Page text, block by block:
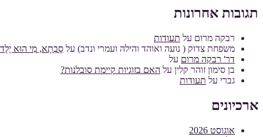
תגובות אחרונות
רבקה מרום על תעודות
משפחת צדוק ( נועה ואוהד והילה ועמרי ונדב) על סָבְתָא, מִי הוּא
דר' רבקה מרום על
בן סימון זוהר קלין על האם בזוגיות קיימת סובלנות?
גברי על תעודות
ארכיונים
אוגוסט 2026